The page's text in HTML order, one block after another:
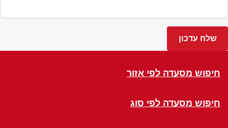
חיפוש מסעדה לפי אזור
חיפוש מסעדה לפי סוג